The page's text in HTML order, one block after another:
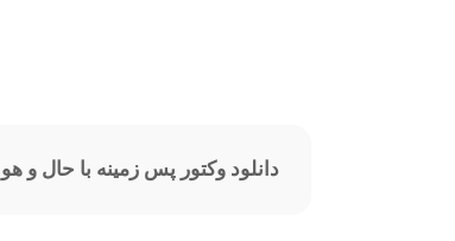
دانلود وکتور پس زمینه با حال و